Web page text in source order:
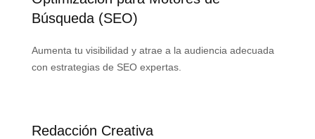
Búsqueda (SEO)
Aumenta tu visibilidad y atrae a la audiencia adecuada
con estrategias de SEO expertas.
Redacción Creativa